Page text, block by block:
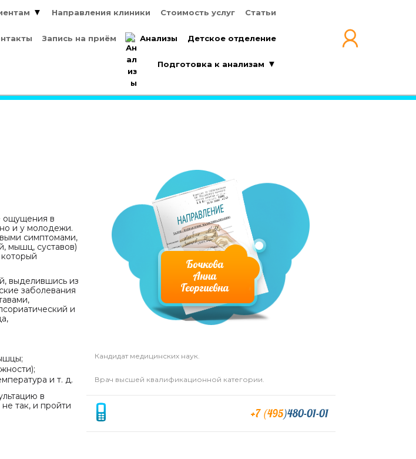
Направления клиники
Направления клиники Стоимость услуг
Стоимость услуг Статьи
Статьи
Запись на приём
Запись на приём Анализы
Анализы Детское отделение
Детское отделение
Подготовка к анализам
Подготовка к анализам
ощущения в
и у молодежи.
симптомами,
мышц, суставов)
выделившись из
заболевания
и
и т. д.
в
так, и пройти
Бочкова
Анна
Георгиевна
Кандидат медицинских наук.
Врач высшей квалификационной категории.
+7 (495)480-01-01